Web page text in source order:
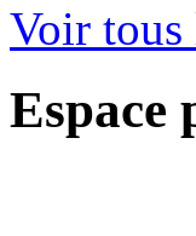
Voir tous
Espace